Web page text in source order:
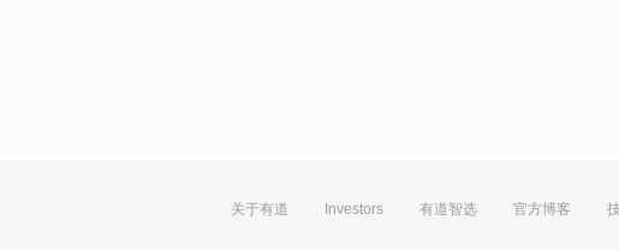
关于有道 Investors 有道智选 官方博客